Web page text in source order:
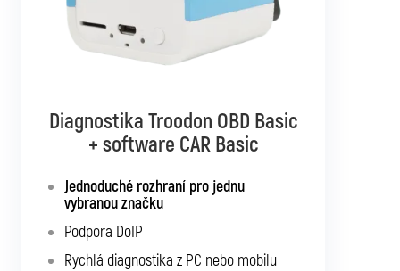
Diagnostika Troodon OBD Basic
+ software CAR Basic
Jednoduché rozhraní pro jednu
vybranou značku
Podpora DoIP
Rychlá diagnostika z PC nebo mobilu
Diagnostika Troodon OBD Pro
+ software CAR Mixed
Diagnostika až pro 10 značek podle
Podpora starších vozidel